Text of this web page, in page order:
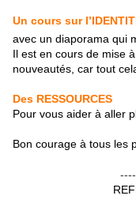
Un cours sur
avec un diaporama qui
Il est en cours de mise
nouveautés, car tout
Des RESSOURCES
Pour vous aider à aller
Bon courage à tous les